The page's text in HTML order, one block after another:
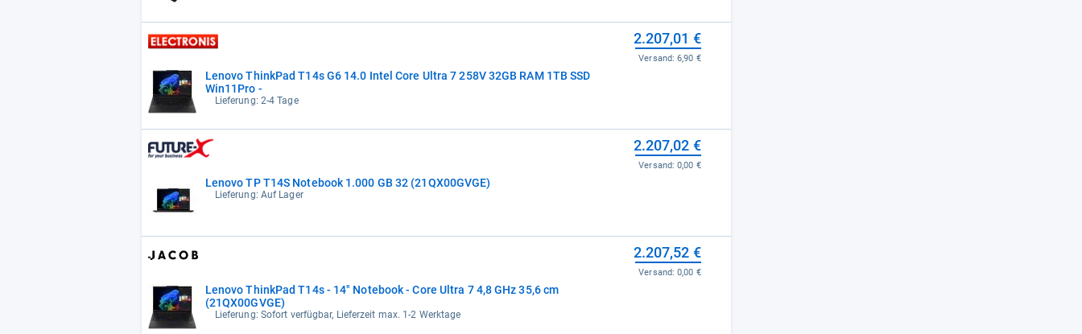
Lenovo ThinkPad T14s G6 14.0 Intel Core Ultra 7 258V 32GB RAM 1TB SSD
Win11Pro -
Lieferung: 2-4 Tage
2.207,01 €
Versand:6,90 €
Lenovo TP T14S Notebook 1.000 GB 32 (21QX00GVGE)
Lieferung: Auf Lager
2.207,02 €
Versand:0,00 €
Lenovo ThinkPad T14s - 14" Notebook - Core Ultra 7 4,8 GHz 35,6 cm
(21QX00GVGE)
Lieferung: Sofort verfügbar, Lieferzeit max. 1-2 Werktage
2.207,52 €
Versand:0,00 €